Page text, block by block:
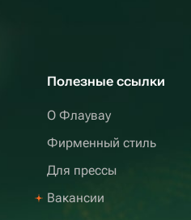
Полезные ссылки
О Флаувау
Фирменный стиль
Для прессы
Вакансии